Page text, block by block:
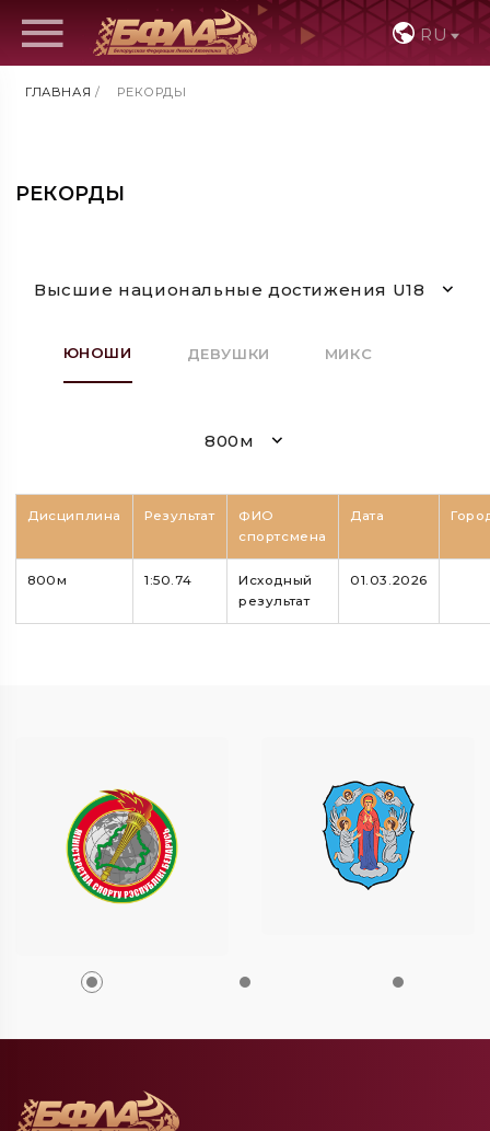
RU
ГЛАВНАЯ / РЕКОРДЫ
РЕКОРДЫ
Высшие национальные достижения U18
ЮНОШИ ДЕВУШКИ МИКС
800м
Дисциплина Результат
ФИО
спортсмена
Дата
800м 1:50.74
Исходный
результат
01.03.2026